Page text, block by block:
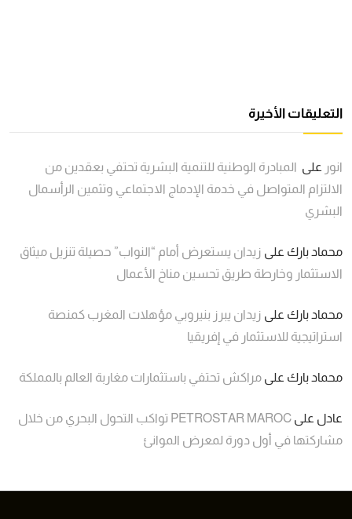
التعليقات الأخيرة
انور على المبادرة الوطنية للتنمية البشرية تحتفي بعقدين من
الالتزام المتواصل في خدمة الإدماج الاجتماعي وتثمين الرأسمال
البشري
محماد بارك على زيدان يستعرض أمام “النواب” حصيلة تنزيل ميثاق
الاستثمار وخارطة طريق تحسين مناخ الأعمال
محماد بارك على زيدان يبرز بنيروبي مؤهلات المغرب كمنصة
استراتيجية للاستثمار في إفريقيا
محماد بارك على مراكش تحتفي باستثمارات مغاربة العالم بالمملكة
عادل على
PETROSTAR MAROC تواكب التحول البحري من خلال
مشاركتها في أول دورة لمعرض الموانئ